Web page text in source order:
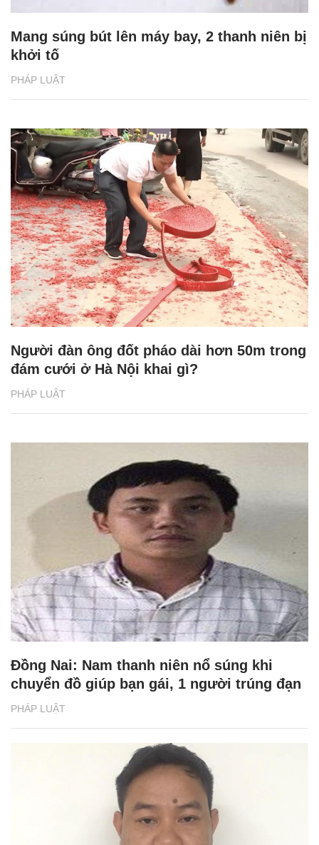
PHÁP LUẬT
Mang súng bút lên máy bay, 2 thanh niên bị
khởi tố
PHÁP LUẬT
Người đàn ông đốt pháo dài hơn 50m trong
đám cưới ở Hà Nội khai gì?
PHÁP LUẬT
Đồng Nai: Nam thanh niên nổ súng khi
chuyển đồ giúp bạn gái, 1 người trúng đạn